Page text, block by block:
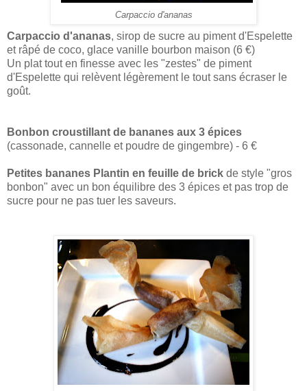
Carpaccio d'ananas
Carpaccio d'ananas, sirop de sucre au piment d'Espelette
et râpé de coco, glace vanille bourbon maison (6 €)
Un plat tout en finesse avec les "zestes" de piment
d'Espelette qui relèvent légèrement le tout sans écraser le
goût.
Bonbon croustillant de bananes aux 3 épices
(cassonade, cannelle et poudre de gingembre) - 6 €
Petites bananes Plantin en feuille de brick de style "gros
bonbon" avec un bon équilibre des 3 épices et pas trop de
sucre pour ne pas tuer les saveurs.